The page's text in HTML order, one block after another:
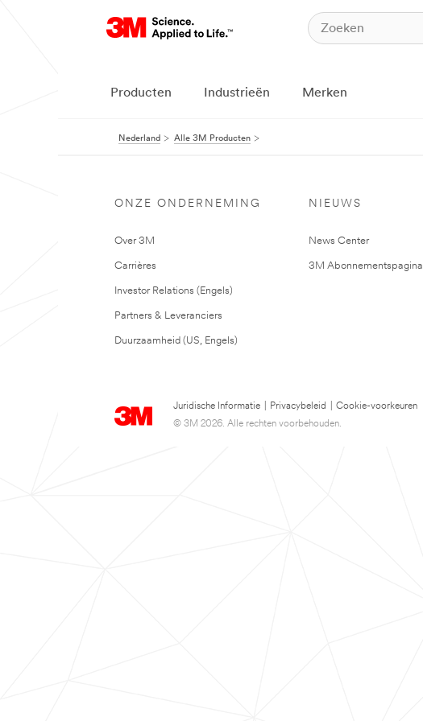
Producten Industrieën Merken
Nederland Alle 3M Producten
ONZE ONDERNEMING
Over 3M
Carrières
Investor Relations (Engels)
Partners & Leveranciers
Duurzaamheid (US, Engels)
NIEUWS
News Center
3M Abonnementspagina
Juridische Informatie Privacybeleid
Cookie-voorkeuren
© 3M 2026. Alle rechten voorbehouden.